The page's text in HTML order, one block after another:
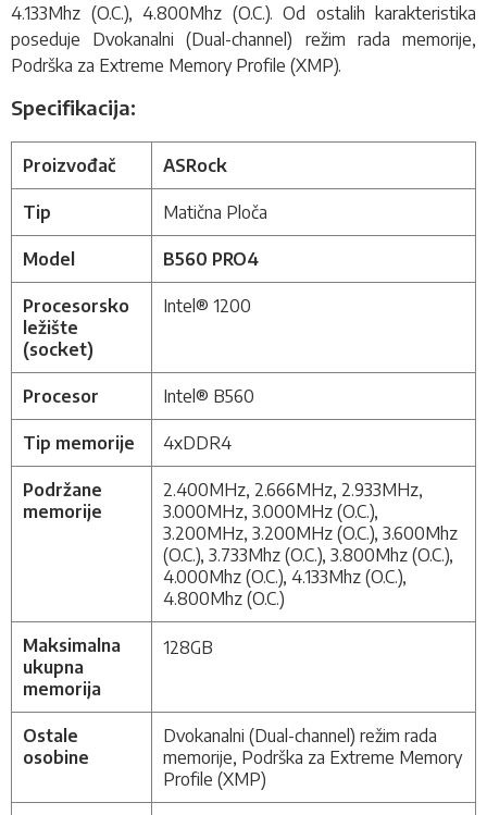
4.133Mhz (O.C.), 4.800Mhz (O.C.). Od ostalih karakteristika
poseduje Dvokanalni (Dual-channel) režim rada memorije,
Podrška za Extreme Memory Profile (XMP).
Specifikacija:
Proizvođač ASRock
Tip Matična Ploča
Model B560 PRO4
Procesorsko
ležište
(socket)
Intel® 1200
Procesor Intel® B560
Tip memorije 4xDDR4
Podržane
memorije
2.400MHz, 2.666MHz, 2.933MHz,
3.000MHz, 3.000MHz (O.C.),
3.200MHz, 3.200MHz (O.C.), 3.600Mhz
(O.C.), 3.733Mhz (O.C.), 3.800Mhz (O.C.),
4.000Mhz (O.C.), 4.133Mhz (O.C.),
4.800Mhz (O.C.)
Maksimalna
ukupna
memorija
128GB
Ostale
osobine
Dvokanalni (Dual-channel) režim rada
memorije, Podrška za Extreme Memory
Profile (XMP)